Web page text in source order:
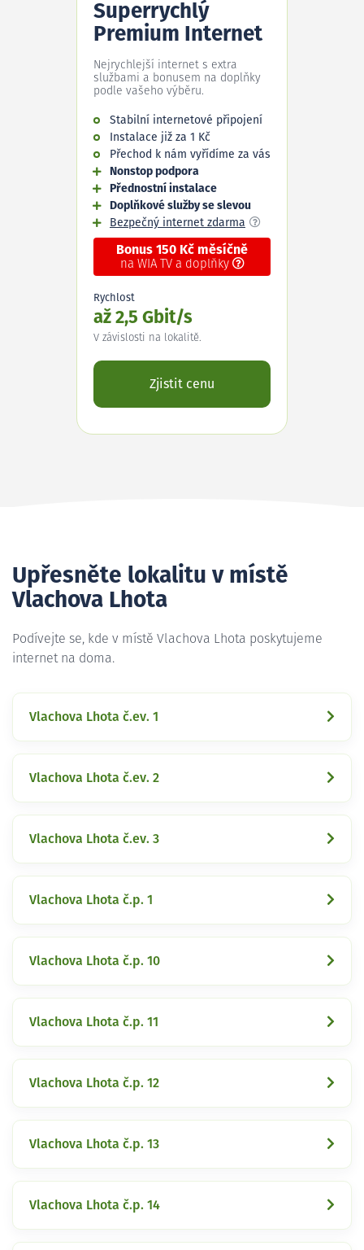
Superrychlý
Premium Internet
Nejrychlejší internet s extra
službami a bonusem na doplňky
podle vašeho výběru.
Stabilní internetové připojení
Instalace již za 1 Kč
Přechod k nám vyřídíme za vás
Nonstop podpora
Přednostní instalace
Doplňkové služby se slevou
Bezpečný internet zdarma
Bonus 150 Kč měsíčně
na WIA TV a doplňky
Rychlost
až 2,5 Gbit/s
V závislosti na lokalitě.
Zjistit cenu
Upřesněte lokalitu v místě
Vlachova Lhota
Podívejte se, kde v místě Vlachova Lhota poskytujeme
internet na doma.
Vlachova Lhota č.ev. 1
Vlachova Lhota č.ev. 2
Vlachova Lhota č.ev. 3
Vlachova Lhota č.p. 1
Vlachova Lhota č.p. 10
Vlachova Lhota č.p. 11
Vlachova Lhota č.p. 12
Vlachova Lhota č.p. 13
Vlachova Lhota č.p. 14